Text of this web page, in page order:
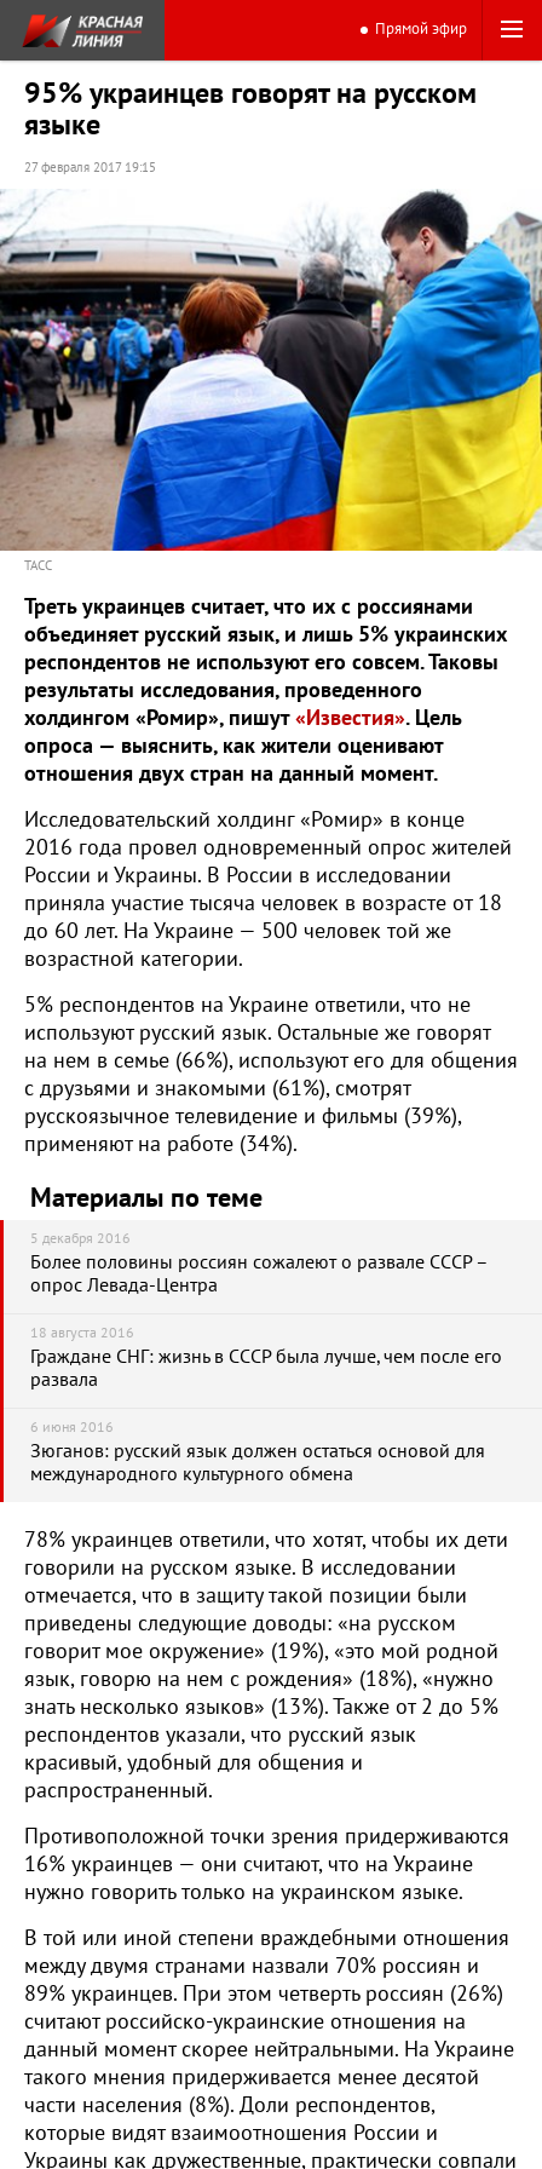
Прямой эфир
95% украинцев говорят на русском
языке
27 февраля 2017 19:15
ТАСС
Треть украинцев считает, что их с россиянами
объединяет русский язык, и лишь 5% украинских
респондентов не используют его совсем. Таковы
результаты исследования, проведенного
холдингом «Ромир», пишут«Известия». Цель
опроса — выяснить, как жители оценивают
отношения двух стран на данный момент.
Исследовательский холдинг «Ромир» в конце
2016 года провел одновременный опрос жителей
России и Украины. В России в исследовании
приняла участие тысяча человек в возрасте от 18
до 60 лет. На Украине — 500 человек той же
возрастной категории.
5% респондентов на Украине ответили, что не
используют русский язык. Остальные же говорят
на нем в семье (66%), используют его для общения
с друзьями и знакомыми (61%), смотрят
русскоязычное телевидение и фильмы (39%),
применяют на работе (34%).
Материалы по теме
5 декабря 2016
Более половины россиян сожалеют о развале СССР –
опрос Левада-Центра
18 августа 2016
Граждане СНГ: жизнь в СССР была лучше, чем после его
развала
6 июня 2016
Зюганов: русский язык должен остаться основой для
международного культурного обмена
78% украинцев ответили, что хотят, чтобы их дети
говорили на русском языке. В исследовании
отмечается, что в защиту такой позиции были
приведены следующие доводы: «на русском
говорит мое окружение» (19%), «это мой родной
язык, говорю на нем с рождения» (18%), «нужно
знать несколько языков» (13%). Также от 2 до 5%
респондентов указали, что русский язык
красивый, удобный для общения и
распространенный.
Противоположной точки зрения придерживаются
16% украинцев — они считают, что на Украине
нужно говорить только на украинском языке.
В той или иной степени враждебными отношения
между двумя странами назвали 70% россиян и
89% украинцев. При этом четверть россиян (26%)
считают российско-украинские отношения на
данный момент скорее нейтральными. На Украине
такого мнения придерживается менее десятой
части населения (8%). Доли респондентов,
которые видят взаимоотношения России и
Украины как дружественные, практически совпали